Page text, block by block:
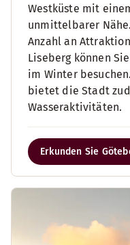
Westküste mit
unmittelbarer
Anzahl an
Liseberg können
im Winter
bietet die Stadt
Wasseraktivitäten.
Erkunden Sie